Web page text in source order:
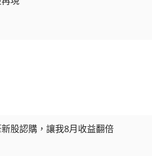
股認購，讓我8月收益翻倍